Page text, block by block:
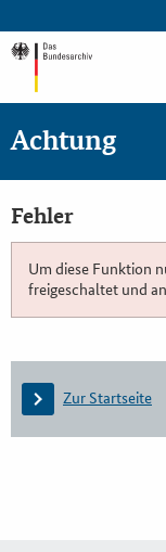
Achtung
Fehler
Um diese Funktion
freigeschaltet und
Zur Startseite